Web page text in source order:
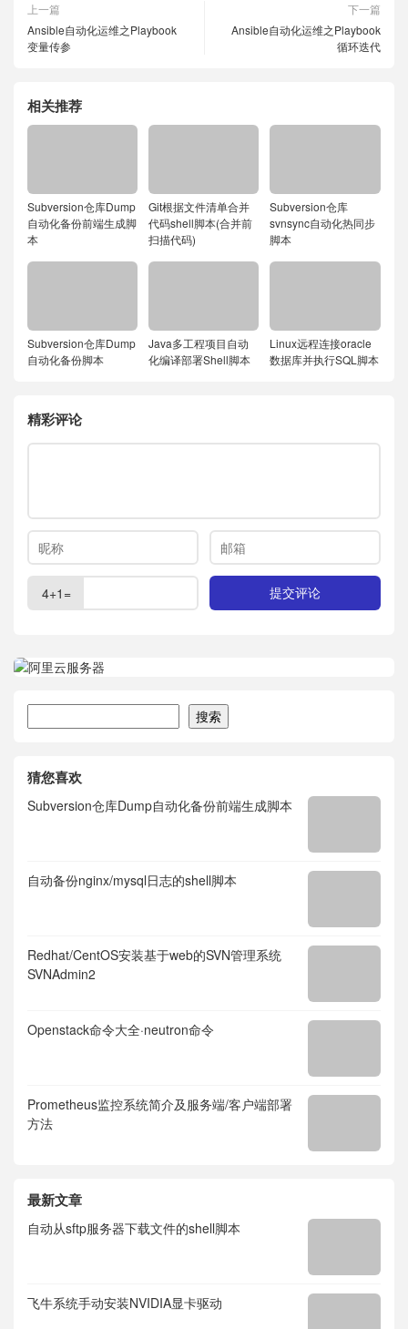
上一篇
Ansible自动化运维之Playbook
变量传参
下一篇
Ansible自动化运维之Playbook
循环迭代
相关推荐
Subversion仓库Dump
自动化备份前端生成脚
本
Git根据文件清单合并
代码shell脚本(合并前
扫描代码)
Subversion仓库
svnsync自动化热同步
脚本
Subversion仓库Dump
自动化备份脚本
Java多工程项目自动
化编译部署Shell脚本
Linux远程连接oracle
数据库并执行SQL脚本
精彩评论
4+1=
搜索
猜您喜欢
Subversion仓库Dump自动化备份前端生成脚本
自动备份nginx/mysql日志的shell脚本
Redhat/CentOS安装基于web的SVN管理系统
SVNAdmin2
Openstack命令大全·neutron命令
Prometheus监控系统简介及服务端/客户端部署
方法
最新文章
自动从sftp服务器下载文件的shell脚本
飞牛系统手动安装NVIDIA显卡驱动